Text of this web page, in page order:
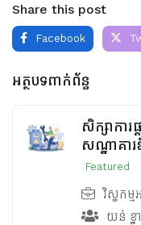
Share this post
Facebook
អត្ថបទពាក់ព័ន្ធ
សិក្សាការ
សណ្ឋាគា
Featured
វិស្វកម្
យន់ ខ្ន